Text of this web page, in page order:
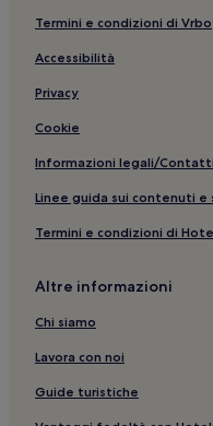
Termini e condizioni di Vrbo
Accessibilità
Privacy
Cookie
Informazioni legali/Contatti
Linee guida sui contenuti
Termini e condizioni di
Altre informazioni
Chi siamo
Lavora con noi
Guide turistiche